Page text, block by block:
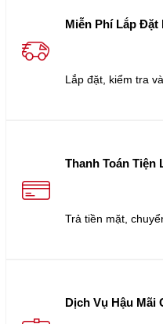
Miễn Phí Lắp Đặt
Lắp đặt, kiểm tra
Thanh Toán Tiện
Trả tiền mặt,
Dịch Vụ Hậu Mãi